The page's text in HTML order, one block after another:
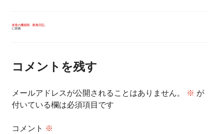
投
シ
ョ
改造の魔術師、航海日記。
に投稿
コメントを残す
メールアドレスが公開されることはありません。 ※ が
付いている欄は必須項目です
コメント ※